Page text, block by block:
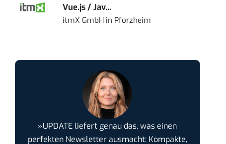
Vue.js / Jav...
itmX GmbH in Pforzheim
»UPDATE liefert genau das, was einen
perfekten Newsletter ausmacht: Kompakte,